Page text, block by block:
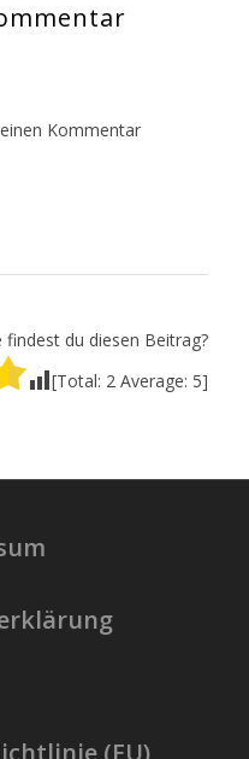
Kommentar
findest du diesen Beitrag?
[Total: 2 Average: 5]